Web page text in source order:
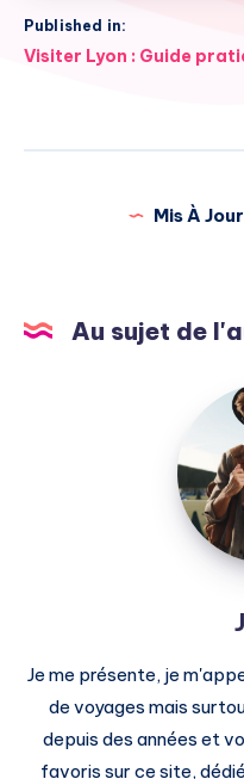
Published in:
Navigation
Visiter Lyon : Guide
Mis À
Au sujet de
Je me présente, je
de voyages mais
depuis des années et
favoris sur ce site,